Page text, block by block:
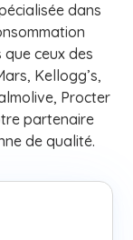
dans
ceux des
Kellogg’s,
Procter
partenaire
de qualité.